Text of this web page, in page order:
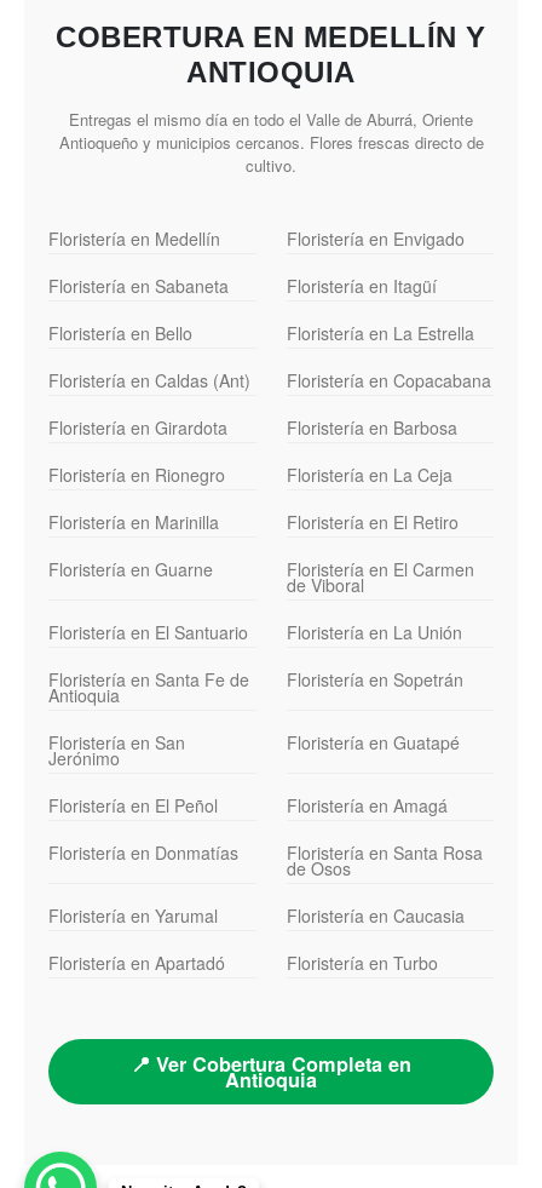
COBERTURA EN MEDELLÍN Y
ANTIOQUIA
Entregas el mismo día en todo el Valle de Aburrá, Oriente
Antioqueño y municipios cercanos. Flores frescas directo de
cultivo.
Floristería en Medellín
Floristería en Envigado
Floristería en Sabaneta
Floristería en Itagüí
Floristería en Bello
Floristería en La Estrella
Floristería en Caldas (Ant)
Floristería en Copacabana
Floristería en Girardota
Floristería en Barbosa
Floristería en Rionegro
Floristería en La Ceja
Floristería en Marinilla
Floristería en El Retiro
Floristería en Guarne
Floristería en El Carmen
de Viboral
Floristería en El Santuario
Floristería en La Unión
Floristería en Santa Fe de
Antioquia
Floristería en Sopetrán
Floristería en San
Jerónimo
Floristería en Guatapé
Floristería en El Peñol
Floristería en Amagá
Floristería en Donmatías
Floristería en Santa Rosa
de Osos
Floristería en Yarumal
Floristería en Caucasia
Floristería en Apartadó
Floristería en Turbo
📍 Ver Cobertura Completa en
Antioquia